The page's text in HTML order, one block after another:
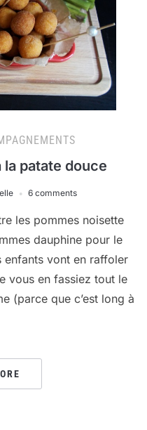
la patate douce
6 comments
les pommes noisette
dauphine pour le
enfants vont en raffoler
vous en fassiez tout le
(parce que c’est long à